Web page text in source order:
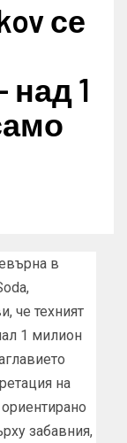
се
над 1
в
че техният
1 милион
на
забавния,